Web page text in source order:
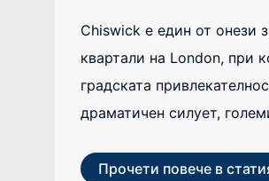
Chiswick е един от онези
квартали на London, при
градската
драматичен силует,
Прочети повече в